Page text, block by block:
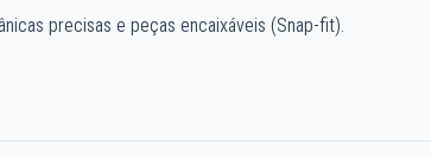
precisas e peças encaixáveis (Snap-fit).